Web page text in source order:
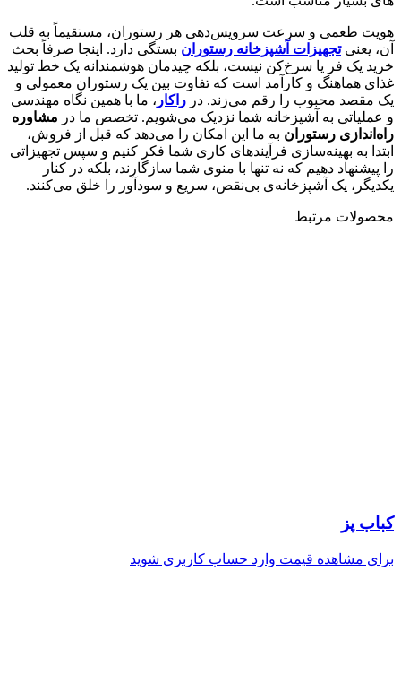
هویت طعمی و سرعت سرویس‌دهی هر رستوران، مستقیماً به قلب
آن، یعنیتجهیزات آشپزخانه رستوران بستگی دارد. اینجا صرفاً بحث
خرید یک فر یا سرخ‌کن نیست، بلکه چیدمان هوشمندانه یک خط تولید
غذای هماهنگ و کارآمد است که تفاوت بین یک رستوران معمولی و
یک مقصد محبوب را رقم می‌زند. در راکار ، ما با همین نگاه مهندسی
و عملیاتی به آشپزخانه شما نزدیک می‌شویم. تخصص ما در مشاوره
راه‌اندازی رستوران به ما این امکان را می‌دهد که قبل از فروش،
ابتدا به بهینه‌سازی فرآیندهای کاری شما فکر کنیم و سپس تجهیزاتی
را پیشنهاد دهیم که نه تنها با منوی شما سازگارند، بلکه در کنار
یکدیگر، یک آشپزخانه‌ی بی‌نقص، سریع و سودآور را خلق می‌کنند.
محصولات مرتبط
کباب پز
برای مشاهده قیمت وارد حساب کاربری شوید